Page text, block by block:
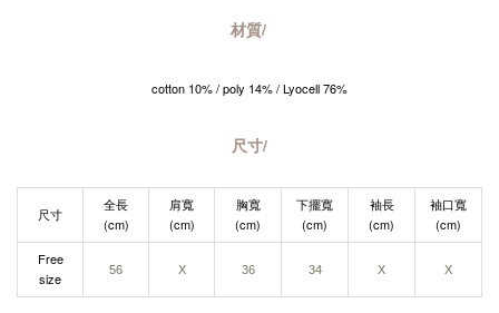
材質/
cotton 10% / poly 14% / Lyocell 76%
尺寸/
尺寸
全長
(cm)
肩寬
(cm)
胸寬
(cm)
下擺寬
(cm)
袖長
(cm)
袖口寬
(cm)
Free
size
56 X 36 34 X X